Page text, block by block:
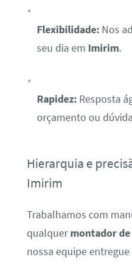
Flexibilidade:Nos
seu dia em Imirim.
Rapidez:Resposta
orçamento ou
Hierarquia e
Imirim
Trabalhamos com
qualquermontador
nossa equipe